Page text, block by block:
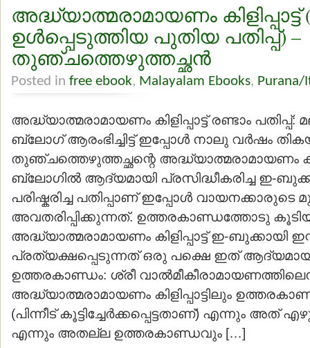
അദ്ധ്യാത്മരാമായണം
ഉള്‍പ്പെടുത്തിയ പുതിയ പതിപ്പ്) –
തുഞ്ചത്തെഴുത്തച്ഛന്‍
Posted in free ebook, Malayalam Ebooks, Purana/
അദ്ധ്യാത്മരാമായണം കിളിപ്പാട്ട് രണ്ടാം
ബ്ലോഗ് ആരംഭിച്ചിട്ട് ഇപ്പോള്‍ നാലു വര്‍ഷം
തുഞ്ചത്തെഴുത്തച്ഛന്റെ അദ്ധ്യാത്മരാമായണം
ബ്ലോഗില്‍ ആദ്യമായി പ്രസിദ്ധീകരിച്ച ഇ-
പരിഷ്കരിച്ച പതിപ്പാണ് ഇപ്പോള്‍ വായനക്കാരുടെ
അവതരിപ്പിക്കുന്നത്. ഉത്തരകാണ്ഡത്തോടു
അദ്ധ്യാത്മരാമായണം കിളിപ്പാട്ട് ഇ-ബുക്കായി
പ്രത്യക്ഷപ്പെടുന്നത് ഒരു പക്ഷെ ഇത്
ഉത്തരകാണ്ഡം: ശ്രീ
അദ്ധ്യാത്മരാമായണം കിളിപ്പാട്ടിലും
(പിന്നീട് കൂട്ടിച്ചേര്‍ക്കപ്പെട്ടതാണ്) എന്നും അത്
എന്നും അതല്ല ഉത്തരകാണ്ഡവും […]